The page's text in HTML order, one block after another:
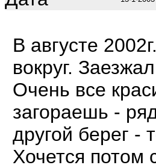
В августе
вокруг.
Очень все
загораешь -
другой берег -
Хочется потом